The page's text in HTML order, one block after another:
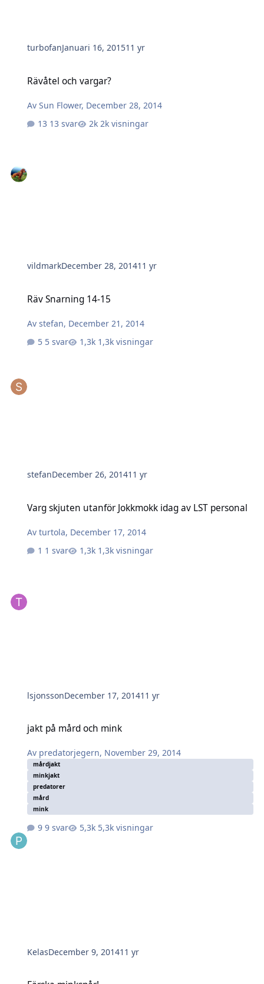
turbofanJanuari 16, 201511 yr
Rävåtel och vargar?
AvSun Flower, December 28, 2014
13 svar
2k visningar
vildmarkDecember 28, 201411 yr
Räv Snarning 14-15
Avstefan, December 21, 2014
5 svar
1,3k visningar
stefanDecember 26, 201411 yr
Varg skjuten utanför Jokkmokk idag av LST personal
Avturtola, December 17, 2014
1 svar
1,3k visningar
lsjonssonDecember 17, 201411 yr
jakt på mård och mink
Av predatorjegern, November 29, 2014
mårdjakt
minkjakt
predatorer
mård
mink
9 svar 5,3k visningar
KelasDecember 9, 201411 yr